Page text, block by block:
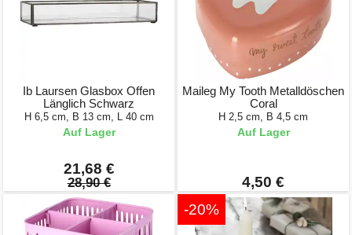
Ib Laursen Glasbox Offen
Länglich Schwarz
H 6,5 cm, B 13 cm, L 40 cm
Auf Lager
21,68 €
28,90 €
Maileg My Tooth Metalldöschen
Coral
H 2,5 cm, B 4,5 cm
Auf Lager
4,50 €
-20%